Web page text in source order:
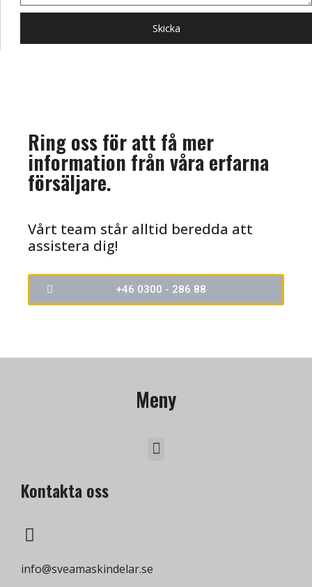
Skicka
Ring oss för att få mer
information från våra erfarna
försäljare.
Vårt team står alltid beredda att
assistera dig!
+46 0300 - 286 88
Meny
Kontakta oss
info@sveamaskindelar.se